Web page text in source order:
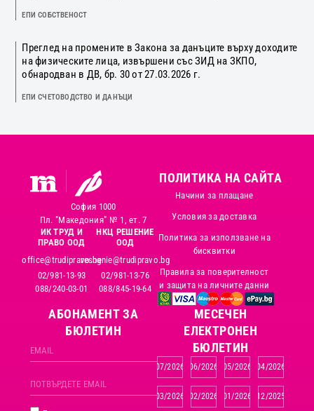
ЕПИ СОБСТВЕНОСТ
Преглед на промените в Закона за данъците върху доходите
на физическите лица, извършени със ЗИД на ЗКПО,
обнародван в ДВ, бр. 30 от 27.03.2026 г.
ЕПИ СЧЕТОВОДСТВО И ДАНЪЦИ
София 1000
Пл. "Македония" № 1, ет. 7
ИК ТРУД И
ПРАВО ООД
office@trudipravo.bg
02/981-13-93
088/240-03-01
НКЦ РЕШЕНИЕ
ООД
reshenie@trudipravo.bg
02/981-13-76
088/845-19-64
ПОЛИТИКА НА САЙТА
Начини за плащане
Условия за доставка
Политика за използване на
бисквитки
Правила за поверителност
и защита на личните данни
АБОНАМЕНТ ЗА
БЮЛЕТИН
MЕСЕЧЕН
ЕЛЕКТРОНЕН
БЮЛЕТИН
07/2026 06/2026 05/2026 04/2026
03/2026 02/2026 01/2026 12/2025